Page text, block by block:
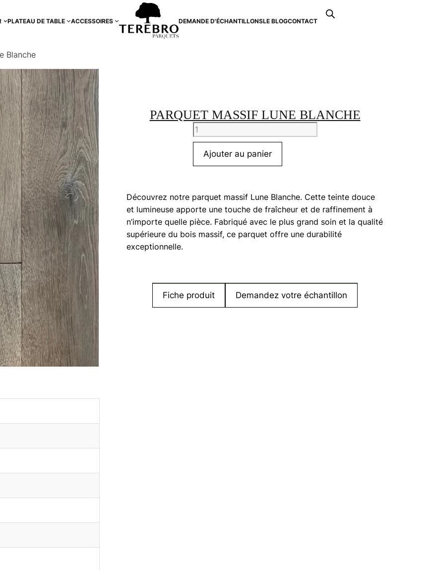
PLATEAU DE TABLE ACCESSOIRES DEMANDE D'ÉCHANTILLONSLE BLOGCONTACT
Recherche
de
Blanche
PARQUET MASSIF LUNE BLANCHE
quantité
de
Parquet
Massif
Ajouter au panier
Découvrez notre parquet massif Lune Blanche. Cette teinte douce
et lumineuse apporte une touche de fraîcheur et de raffinement à
n’importe quelle pièce. Fabriqué avec le plus grand soin et la qualité
supérieure du bois massif, ce parquet offre une durabilité
exceptionnelle.
Fiche produit Demandez votre échantillon